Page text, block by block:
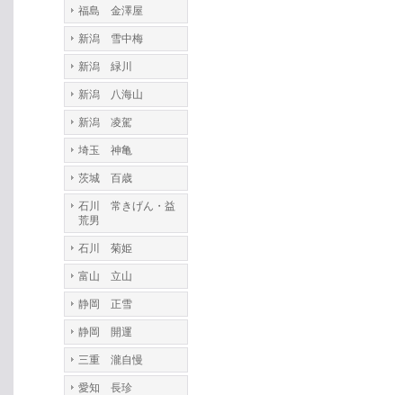
福島 金澤屋
新潟 雪中梅
新潟 緑川
新潟 八海山
新潟 凌駕
埼玉 神亀
茨城 百歳
石川 常きげん・益
荒男
石川 菊姫
富山 立山
静岡 正雪
静岡 開運
三重 瀧自慢
愛知 長珍